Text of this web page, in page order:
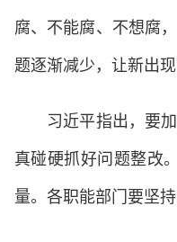
腐、不能腐、不想腐
题逐渐减少，让新出
习近平指出，要加
真碰硬抓好问题整改
量。各职能部门要坚